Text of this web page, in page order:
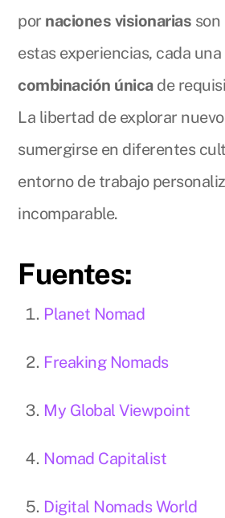
por naciones visionarias
estas experiencias, cada una
combinación únicade
La libertad de explorar
sumergirse en diferentes
entorno de trabajo
incomparable.
Fuentes:
Planet Nomad
Freaking Nomads
My Global Viewpoint
Nomad Capitalist
Digital Nomads World